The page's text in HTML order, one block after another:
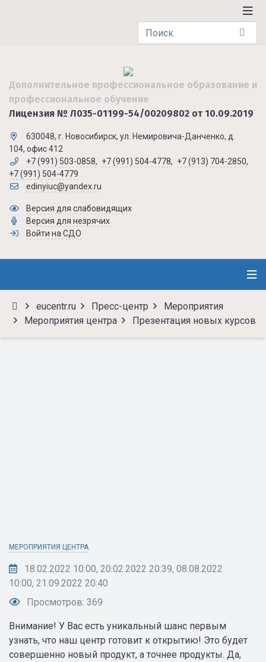
Дополнительное профессиональное образование и
профессиональное обучение
Лицензия № Л035-01199-54/00209802 от 10.09.2019
630048, г. Новосибирск, ул. Немировича-Данченко, д.
104, офис 412
+7 (991) 503-0858, +7 (991) 504-4778, +7 (913) 704-2850,
+7 (991) 504-4779
edinyiuc@yandex.ru
Версия для слабовидящих
Версия для незрячих
Войти на СДО
eucentr.ru Пресс-центр
Мероприятия
Мероприятия центра
Презентация новых курсов
МЕРОПРИЯТИЯ ЦЕНТРА
18.02.2022 10:00, 20.02.2022 20:39, 08.08.2022
10:00, 21.09.2022 20:40
Просмотров: 369
Внимание! У Вас есть уникальный шанс первым
узнать, что наш центр готовит к открытию! Это будет
совершенно новый продукт, а точнее продукты. Да,